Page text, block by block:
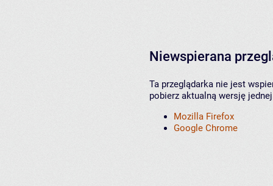
Niewspierana
Ta przeglądarka nie jest
pobierz aktualną wersję
Mozilla Firefox
Google Chrome